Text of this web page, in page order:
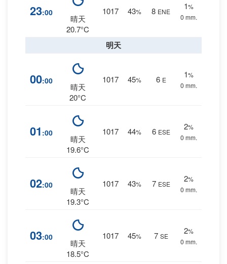
23:00
晴天
20.7°C
1017 43% 8 ENE
1%
0 mm.
明天
00:00
晴天
20°C
1017 45% 6 E
1%
0 mm.
01 :00
晴天
19.6°C
1017 44% 6 ESE
2%
0 mm.
02:00
晴天
19.3°C
1017 43% 7 ESE
2%
0 mm.
03:00
晴天
18.5°C
1017 45% 7 SE
2%
0 mm.